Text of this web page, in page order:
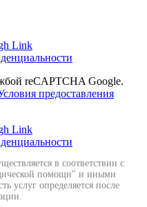
Link
reCAPTCHA Google.
предоставления
Link
в соответствии с
помощи" и иными
услуг определяется после